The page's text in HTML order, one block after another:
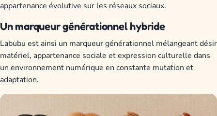
appartenance évolutive sur les réseaux sociaux.
Un marqueur générationnel hybride
Labubu est ainsi un marqueur générationnel mélangeant désir
matériel, appartenance sociale et expression culturelle dans
un environnement numérique en constante mutation et
adaptation.